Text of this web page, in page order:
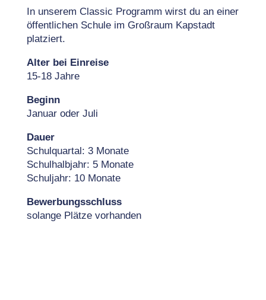
In unserem Classic Programm wirst du an einer
öffentlichen Schule im Großraum Kapstadt
platziert.
Alter bei Einreise
15-18 Jahre
Beginn
Januar oder Juli
Dauer
Schulquartal: 3 Monate
Schulhalbjahr: 5 Monate
Schuljahr: 10 Monate
Bewerbungsschluss
solange Plätze vorhanden